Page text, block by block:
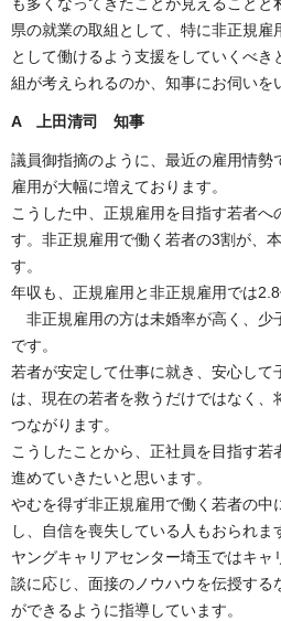
県の就業の取組として、特に非正規雇
として働けるよう支援をしていくべき
組が考えられるのか、知事にお伺いを
A 上田清司 知事
議員御指摘のように、最近の雇用情勢
雇用が大幅に増えております。
こうした中、正規雇用を目指す若者へ
す。非正規雇用で働く若者の3割が、
す。
年収も、正規雇用と非正規雇用では
非正規雇用の方は未婚率が高く、少
です。
若者が安定して仕事に就き、安心して
は、現在の若者を救うだけではなく、
つながります。
こうしたことから、正社員を目指す若
進めていきたいと思います。
やむを得ず非正規雇用で働く若者の中
し、自信を喪失している人もおられま
ヤングキャリアセンター埼玉ではキャ
談に応じ、面接のノウハウを伝授する
ができるように指導しています。